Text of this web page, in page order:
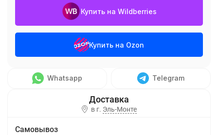
Купить на Wildberries
Купить на Ozon
Whatsapp Telegram
в г. Эль-Монте
Самовывоз